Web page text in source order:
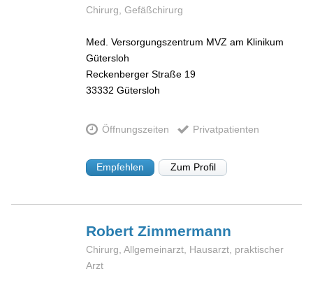
Chirurg, Gefäßchirurg
Med. Versorgungszentrum MVZ am Klinikum
Gütersloh
Reckenberger Straße 19
33332 Gütersloh
Öffnungszeiten Privatpatienten
Empfehlen Zum Profil
RobertZimmermann
Chirurg, Allgemeinarzt, Hausarzt, praktischer
Arzt